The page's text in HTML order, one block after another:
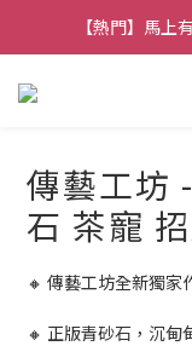
【熱門】馬上
【補貨
【熱門】馬上
傳藝工坊
石 茶寵
🔸 傳藝工坊全新獨家
🔸 正版青砂石，沉甸